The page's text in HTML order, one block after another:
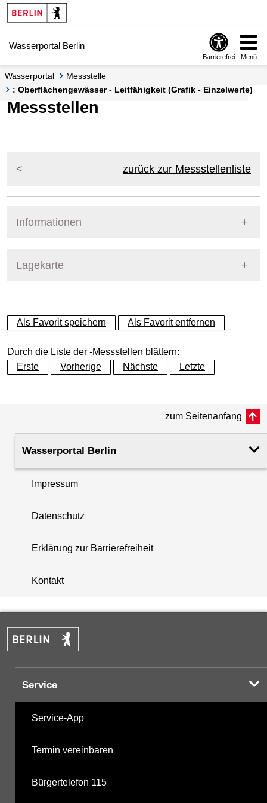
Springe zur Navigation
Springe zum Inhalt
Wasserportal Berlin
Barrierefrei Menü
Wasserportal
Messstelle
: Oberflächengewässer - Leitfähigkeit (Grafik - Einzelwerte)
Messstellen
zurück zur Messstellenliste
Informationen
Lagekarte
+
−
+
−
Als Favorit speichern Als Favorit entfernen
Durch die Liste der -Messstellen blättern:
Erste
Vorherige Nächste Letzte
zum Seitenanfang
Wasserportal Berlin
Impressum
Datenschutz
Erklärung zur Barrierefreiheit
Kontakt
Service
Service-App
Termin vereinbaren
Bürgertelefon 115